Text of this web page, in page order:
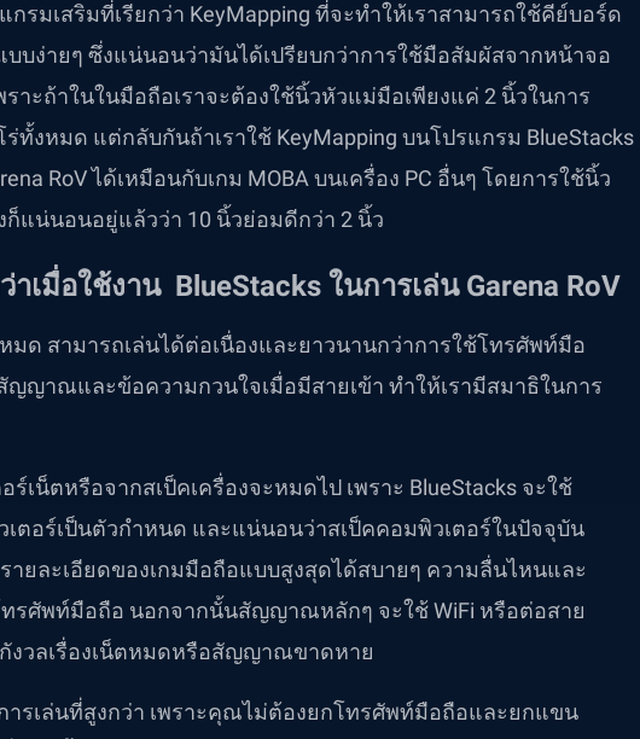
รมเสริมที่เรียกว่า KeyMapping ที่จะทำให้เราสามารถใช้คีย์บอร์ด
แบบง่ายๆ ซึ่งแน่นอนว่ามันได้เปรียบกว่าการใช้มือสัมผัสจากหน้าจอ
าะถ้าในในมือถือเราจะต้องใช้นิ้วหัวแม่มือเพียงแค่ 2 นิ้วในการ
ทั้งหมด แต่กลับกันถ้าเราใช้ KeyMapping บนโปรแกรม BlueStacks
RoV ได้เหมือนกับเกม MOBA บนเครื่อง PC อื่นๆ โดยการใช้นิ้ว
แน่นอนอยู่แล้วว่า 10 นิ้วย่อมดีกว่า 2 นิ้ว
าเมื่อใช้งาน BlueStacks ในการเล่น Garena RoV
มด สามารถเล่นได้ต่อเนื่องและยาวนานกว่าการใช้โทรศัพท์มือ
ญญาณและข้อความกวนใจเมื่อมีสายเข้า ทำให้เรามีสมาธิในการ
ร์เน็ตหรือจากสเป็คเครื่องจะหมดไป เพราะ BlueStacks จะใช้
ตอร์เป็นตัวกำหนด และแน่นอนว่าสเป็คคอมพิวเตอร์ในปัจจุบัน
ายละเอียดของเกมมือถือแบบสูงสุดได้สบายๆ ความลื่นไหนและ
ทรศัพท์มือถือ นอกจากนั้นสัญญาณหลักๆ จะใช้ WiFi หรือต่อสาย
งวลเรื่องเน็ตหมดหรือสัญญาณขาดหาย
ารเล่นที่สูงกว่า เพราะคุณไม่ต้องยกโทรศัพท์มือถือและยกแขน